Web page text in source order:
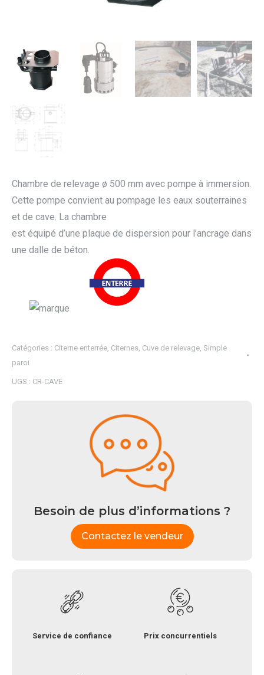
Chambre de relevage ø 500 mm avec pompe à immersion.
Cette pompe convient au pompage les eaux souterraines
et de cave. La chambre
est équipé d’une plaque de dispersion pour l’ancrage dans
une dalle de béton.
Catégories : Citerne enterrée, Citernes, Cuve de relevage, Simple
paroi
UGS : CR-CAVE
Besoin de plus d’informations ?
Contactez le vendeur
Service de confiance Prix concurrentiels